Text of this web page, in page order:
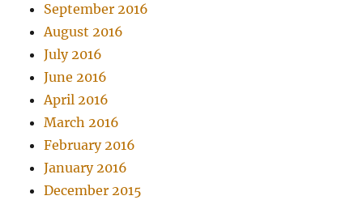
September 2016
August 2016
July 2016
June 2016
April 2016
March 2016
February 2016
January 2016
December 2015